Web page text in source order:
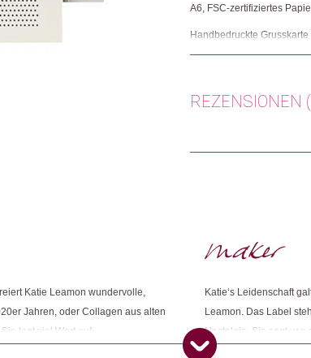
A6, FSC-zertifiziertes
Handbedruckte
Lifestyle
REZENSIONEN
Katie Leamon wundervolle,
Jahren, oder Collagen aus alten
legt viel Wert auf
Katie‘s Leidenschaft
Leamon. Das Label
Nostalgie. Sie sagt von
dass sie oft denkt, in